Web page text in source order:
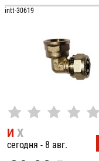
УБ.
intt-30619
И Х
сегодня - 8 авг.